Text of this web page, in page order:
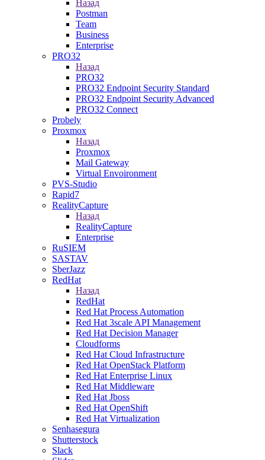
Назад
Postman
Team
Business
Enterprise
PRO32
Назад
PRO32
PRO32 Endpoint Security Standard
PRO32 Endpoint Security Advanced
PRO32 Connect
Probely
Proxmox
Назад
Proxmox
Mail Gateway
Virtual Envoironment
PVS-Studio
Rapid7
RealityCapture
Назад
RealityCapture
Enterprise
RuSIEM
SASTAV
SberJazz
RedHat
Назад
RedHat
Red Hat Process Automation
Red Hat 3scale API Management
Red Hat Decision Manager
Cloudforms
Red Hat Cloud Infrastructure
Red Hat OpenStack Platform
Red Hat Enterprise Linux
Red Hat Middleware
Red Hat Jboss
Red Hat OpenShift
Red Hat Virtualization
Senhasegura
Shutterstock
Slack